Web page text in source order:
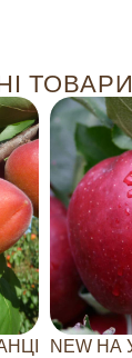
ТОВАРИ
NEW НА